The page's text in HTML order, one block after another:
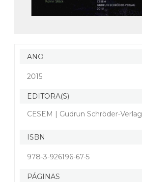
ANO
2015
EDITORA(S)
CESEM | Gudrun Schröder-Verlag
ISBN
978-3-926196-67-5
PÁGINAS